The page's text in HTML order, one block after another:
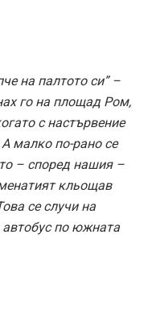
на палтото си” –
го на площад Ром,
с настървение
малко по-рано се
– според нашия –
кльощав
се случи на
по южната